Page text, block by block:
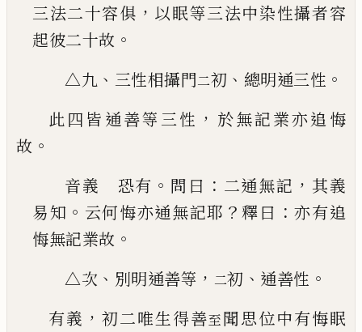
三法二十容俱 ， 以眠等三法中染性攝者容
起彼二十故 。
△九 、 三性相攝門二初 、 總明通三性 。
此四皆通善等三性 ， 於無記業亦追悔
故 。
音義 恐有 。 問曰 ： 二通無記 ， 其義
易知 。 云何悔亦通無記耶 ？釋曰 ：亦有追
悔無記業故 。
△次 、 別明通善等 ， 二初 、 通善性 。
有義 ， 初二唯生得善至聞思位中有悔眠